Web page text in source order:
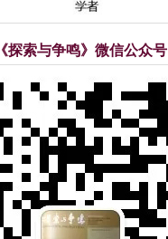
《探索与争鸣》微信公众号